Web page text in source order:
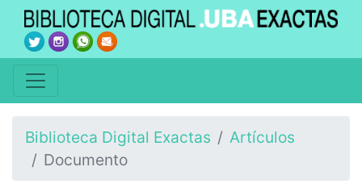
Biblioteca Digital Exactas
Artículos
Documento